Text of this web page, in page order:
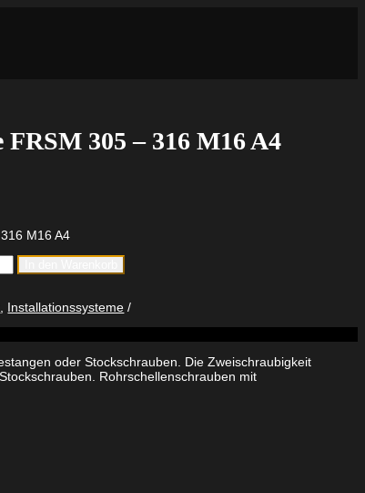
305 – 316 M16 A4
M16 A4
Installationssysteme
oder Stockschrauben. Die Zweischraubigkeit
Rohrschellenschrauben mit